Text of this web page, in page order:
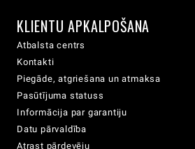
KLIENTU APKALPOŠANA
Atbalsta centrs
Kontakti
Piegāde, atgriešana un atmaksa
Pasūtījuma statuss
Informācija par garantiju
Datu pārvaldība
Atrast pārdevēju